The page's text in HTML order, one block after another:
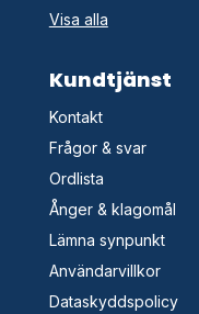
Visa alla
Kundtjänst
Kontakt
Frågor & svar
Ordlista
Ånger & klagomål
Lämna synpunkt
Användarvillkor
Dataskyddspolicy